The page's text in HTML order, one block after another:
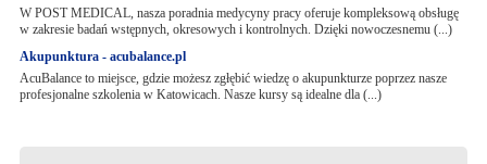
W POST MEDICAL, nasza poradnia medycyny pracy oferuje kompleksową obsługę
w zakresie badań wstępnych, okresowych i kontrolnych. Dzięki nowoczesnemu (...)
Akupunktura - acubalance.pl
AcuBalance to miejsce, gdzie możesz zgłębić wiedzę o akupunkturze poprzez nasze
profesjonalne szkolenia w Katowicach. Nasze kursy są idealne dla (...)